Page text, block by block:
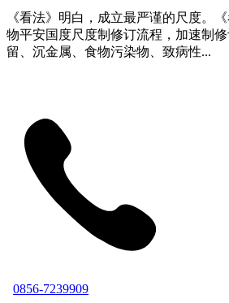
《看法》明白，成立最严谨的尺度。
物平安国度尺度制修订流程，加速制
留、沉金属、食物污染物、致病性...
0856-7239909